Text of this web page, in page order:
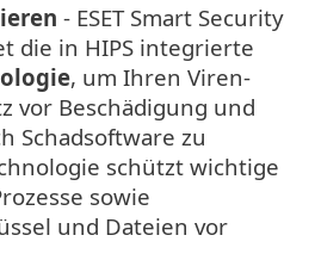
- ESET Smart Security
die in HIPS integrierte
, um Ihren Viren-
vor Beschädigung und
Schadsoftware zu
schützt wichtige
sowie
und Dateien vor